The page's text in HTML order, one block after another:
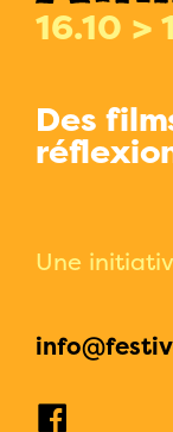
16.10 >
Des
Une